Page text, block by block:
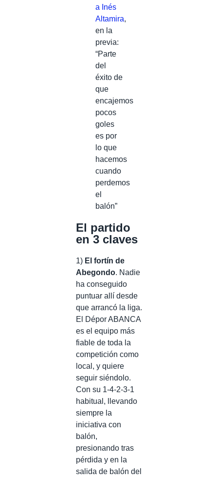
a Inés
Altamira,
en la
previa:
“Parte
del
éxito de
que
encajemos
pocos
goles
es por
lo que
hacemos
cuando
perdemos
el
balón”
El partido
en 3 claves
1) El fortín de
Abegondo. Nadie
ha conseguido
puntuar allí desde
que arrancó la liga.
El Dépor ABANCA
es el equipo más
fiable de toda la
competición como
local, y quiere
seguir siéndolo.
Con su 1-4-2-3-1
habitual, llevando
siempre la
iniciativa con
balón,
presionando tras
pérdida y en la
salida de balón del